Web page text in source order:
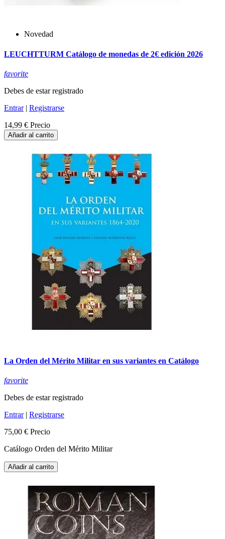
Novedad
LEUCHTTURM Catálogo de monedas de 2€ edición 2026
favorite
Debes de estar registrado
Entrar| Registrarse
14,99 € Precio
Añadir al carrito
La Orden del Mérito Militar en sus variantes en Catálogo
favorite
Debes de estar registrado
Entrar| Registrarse
75,00 € Precio
Catálogo Orden del Mérito Militar
Añadir al carrito